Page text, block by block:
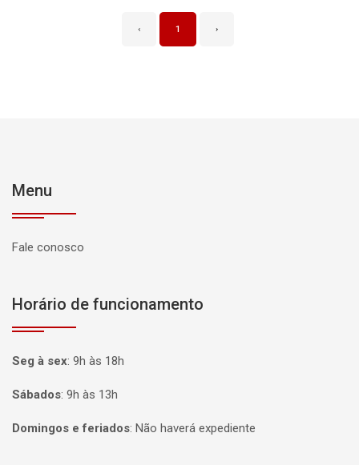
‹ 1 ›
Menu
Fale conosco
Horário de funcionamento
Seg à sex: 9h às 18h
Sábados: 9h às 13h
Domingos e feriados: Não haverá expediente